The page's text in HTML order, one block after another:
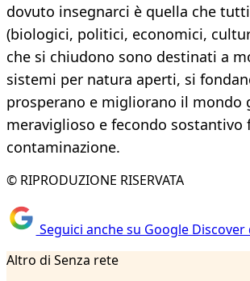
dovuto insegnarci è quella che
(biologici, politici, economici,
che si chiudono sono destinati a
sistemi per natura aperti, si
prosperano e migliorano il mondo
meraviglioso e fecondo sostantivo
contaminazione.
© RIPRODUZIONE RISERVATA
Seguici anche su Google Discover
Altro di Senza rete